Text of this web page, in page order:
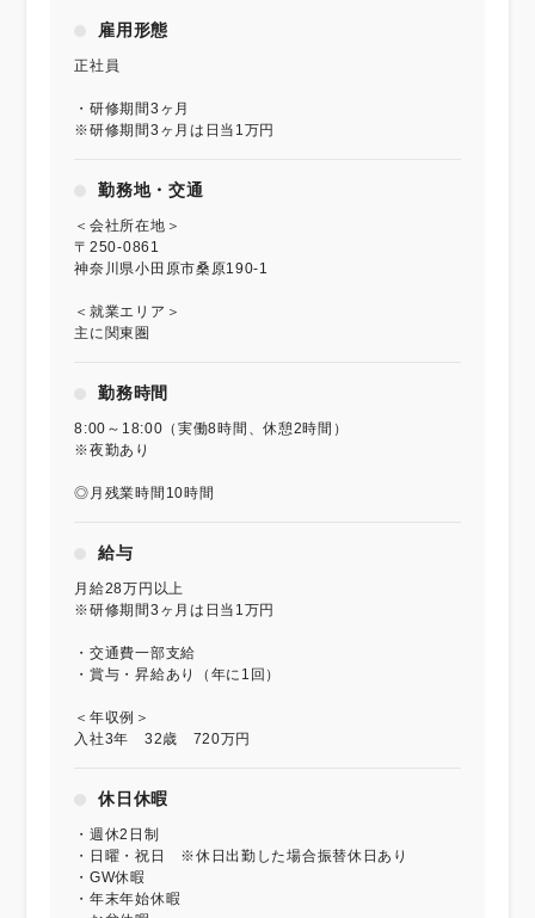
雇用形態
正社員
・研修期間3ヶ月
※研修期間3ヶ月は日当1万円
勤務地・交通
＜会社所在地＞
〒250-0861
神奈川県小田原市桑原190-1
＜就業エリア＞
主に関東圏
勤務時間
8:00～18:00（実働8時間、休憩2時間）
※夜勤あり
◎月残業時間10時間
給与
月給28万円以上
※研修期間3ヶ月は日当1万円
・交通費一部支給
・賞与・昇給あり（年に1回）
＜年収例＞
入社3年 32歳 720万円
休日休暇
・週休2日制
・日曜・祝日 ※休日出勤した場合振替休日あり
・GW休暇
・年末年始休暇